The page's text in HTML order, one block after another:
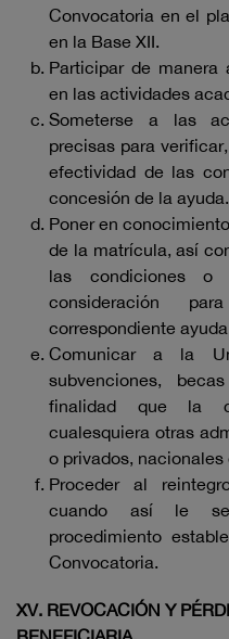
Convocatoria en el
en la Base XII.
Participar de manera
en las actividades
Someterse a las
precisas para
efectividad de las
concesión de la ayuda.
Poner en
de la matrícula, así
las condiciones o
consideración
correspondiente
Comunicar a la
subvenciones,
finalidad que la
cualesquiera otras
o privados,
Proceder al
cuando así le
procedimiento
Convocatoria.
XV. REVOCACIÓN Y